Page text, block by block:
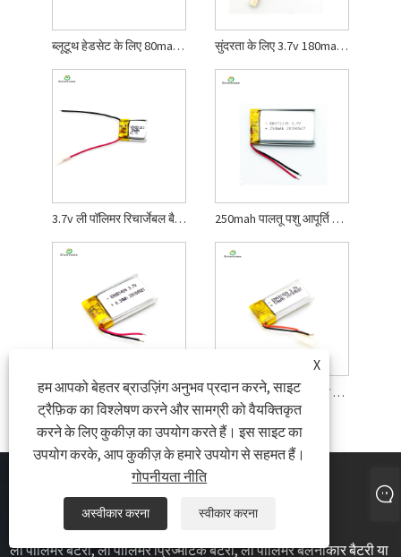
ब्लूटूथ हेडसेट के लिए 80mah ली पॉलिमर बैटरी सुंदरता के लिए 3.7v 180mah लीपो बैटरी
3.7v ली पॉलिमर रिचार्जेबल बैटरी 250mah पालतू पशु आपूर्ति ली पॉलिमर बैटरी
मिनी स्मार्ट ब्रेसलेट ली पॉलिमर बैटरी 50mah इलेक्ट्रिक खिलौने ली पॉलिमर बैटरी
ली पॉलिमर बैटरी, ली पॉलिमर प्रिज्मेटिक बैटरी, ली पॉलिमर बेलनाकार बैटरी या
X
हम आपको बेहतर ब्राउज़िंग अनुभव प्रदान करने, साइट
ट्रैफ़िक का विश्लेषण करने और सामग्री को वैयक्तिकृत
करने के लिए कुकीज़ का उपयोग करते हैं। इस साइट का
उपयोग करके, आप कुकीज़ के हमारे उपयोग से सहमत हैं।
गोपनीयता नीति
अस्वीकार करना स्वीकार करना